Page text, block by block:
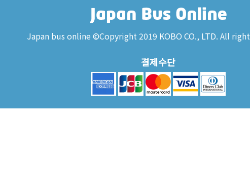
Japan bus online ©Copyright 2019 KOBO CO., LTD. All
결제수단